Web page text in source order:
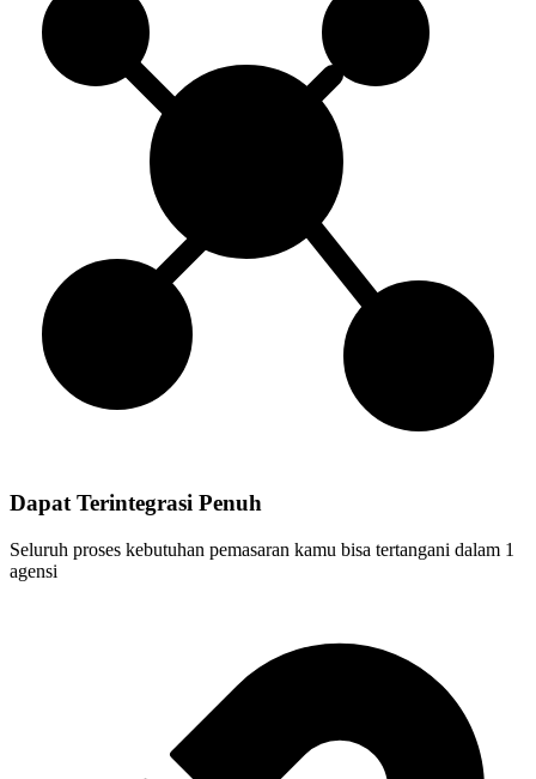
Dapat Terintegrasi Penuh
Seluruh proses kebutuhan pemasaran kamu bisa tertangani dalam 1
agensi